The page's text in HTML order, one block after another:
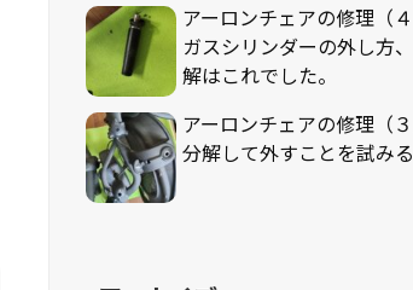
アーロンチェアの修理（４
ガスシリンダーの外し方
解はこれでした。
アーロンチェアの修理（３
分解して外すことを試みる